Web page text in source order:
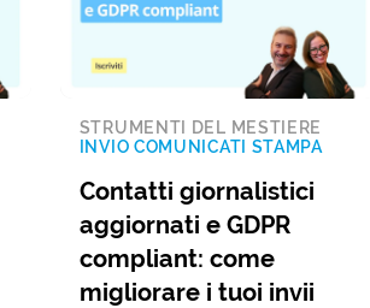
STRUMENTI DEL MESTIERE
INVIO COMUNICATI STAMPA
Contatti giornalistici
aggiornati e GDPR
compliant: come
migliorare i tuoi invii